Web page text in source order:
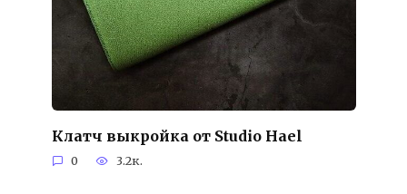
Клатч выкройка от Studio Hael
0 3.2к.